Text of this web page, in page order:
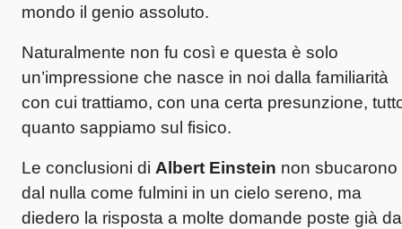
mondo il genio assoluto.
Naturalmente non fu così e questa è solo
un’impressione che nasce in noi dalla familiarità
con cui trattiamo, con una certa presunzione,
quanto sappiamo sul fisico.
Le conclusioni di Albert Einstein non sbucarono
dal nulla come fulmini in un cielo sereno, ma
diedero la risposta a molte domande poste già da